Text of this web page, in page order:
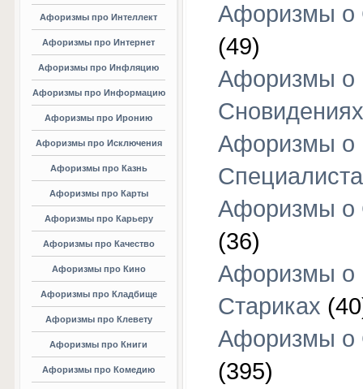
Афоризмы про Интеллект
Афоризмы про Интернет
Афоризмы про Инфляцию
Афоризмы про Информацию
Афоризмы про Иронию
Афоризмы про Исключения
Афоризмы про Казнь
Афоризмы про Карты
Афоризмы про Карьеру
Афоризмы про Качество
Афоризмы про Кино
Афоризмы про Кладбище
Афоризмы про Клевету
Афоризмы про Книги
Афоризмы про Комедию
Афоризмы о
(49)
Афоризмы о
Сновидениях
Афоризмы о
Афоризмы о
(36)
Афоризмы о
Стариках
Афоризмы о
(395)